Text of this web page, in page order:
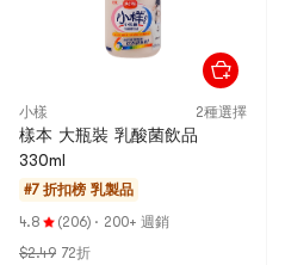
小樣 2種選擇
樣本 大瓶裝 乳酸菌飲品
330ml
#7 折扣榜 乳製品
4.8
(206) · 200+ 週銷
$2.49 72折